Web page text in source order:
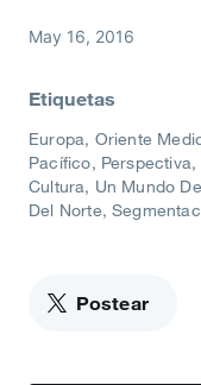
May 16, 2016
Etiquetas
Europa, Oriente
Pacífico Perspectiva
Cultura Un Mundo
Del Norte
Postear